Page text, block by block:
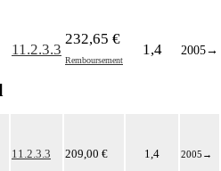
11.2.3.3
232,65 €
Remboursement
1,4 2005→
11.2.3.3 209,00 € 1,4 2005 →